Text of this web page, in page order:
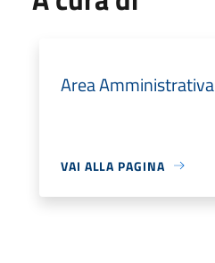
Area Amministrativa
VAI ALLA PAGINA